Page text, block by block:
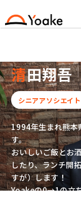
清田翔吾
シニアアソシエイト
1994年生まれ熊本
す。
おいしいご飯とお
したり、ランチ開
すが）します！
Yoakeの0→1の立